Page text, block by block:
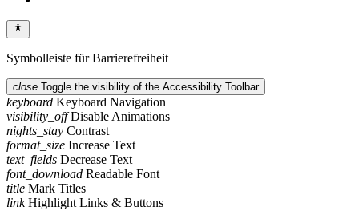
Symbolleiste für Barrierefreiheit
close Toggle the visibility of the Accessibility Toolbar
keyboard Keyboard Navigation
visibility_off Disable Animations
nights_stay Contrast
format_size Increase Text
text_fields Decrease Text
font_download Readable Font
title Mark Titles
link Highlight Links & Buttons